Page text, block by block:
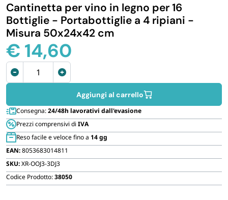
IGIENE E PULIZIA
FERRAMENTA E LINEA AUTO
AVVOLGENTI E CONTENITORI ALIMENTARI
PET
Cantinetta per vino in legno per 16
Bottiglie - Portabottiglie a 4 ripiani -
Misura 50x24x42 cm
€ 14,60
Cantinetta
vino
legno
per
16
Bottiglie
quantità
Aggiungi al carrello
Consegna:24/48h lavorativi dall'evasione
Prezzi comprensivi di IVA
Reso facile e veloce fino a 14 gg
EAN:8053683014811
SKU:XR-OOJ3-3DJ3
Codice Prodotto:38050